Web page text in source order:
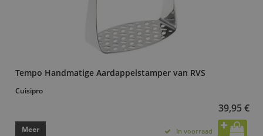
Tempo Handmatige Aardappelstamper van RVS
Cuisipro
39,95 €
Meer In voorraad